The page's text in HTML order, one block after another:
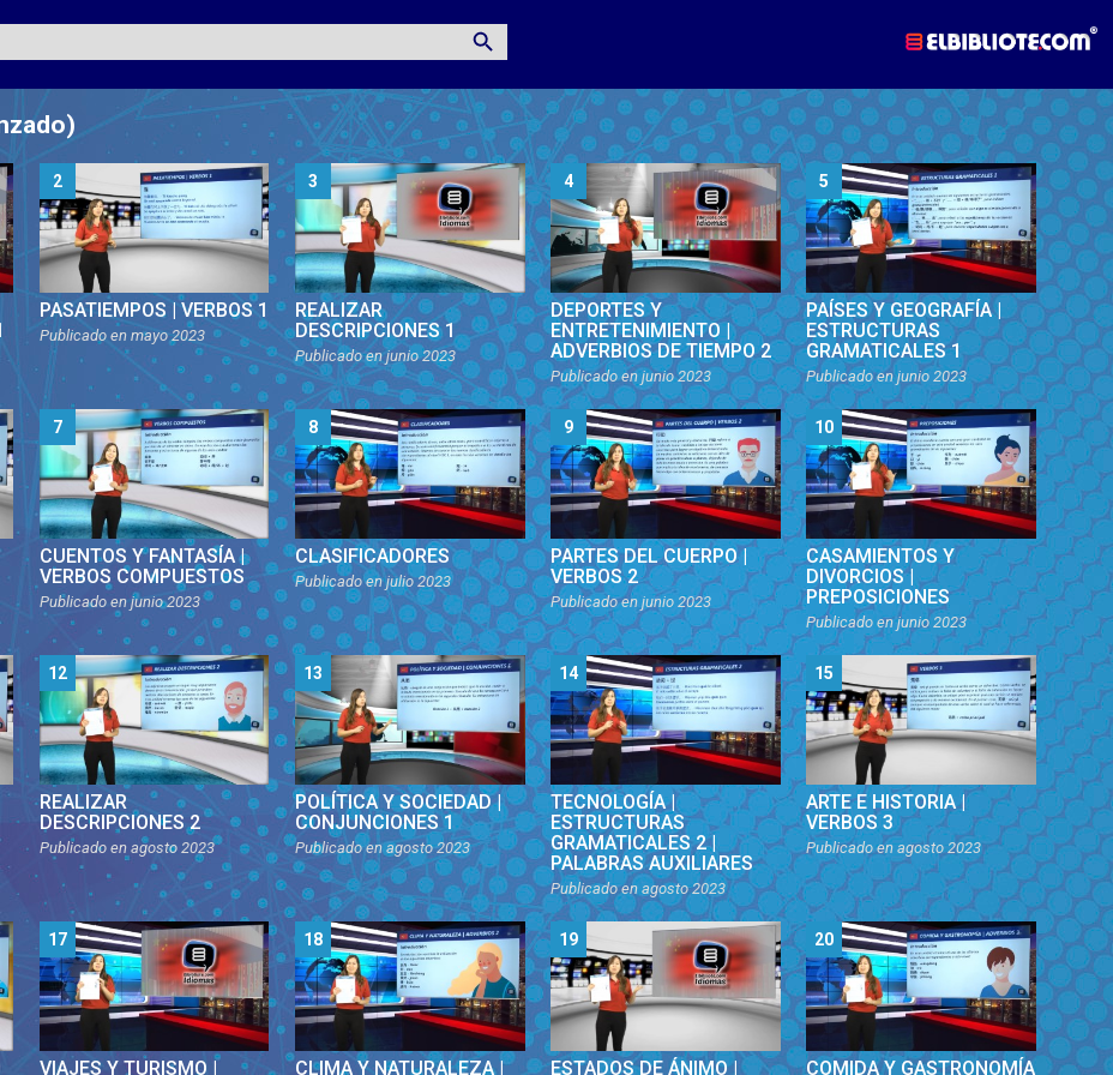
2
PASATIEMPOS | VERBOS 1
Publicado en mayo 2023
3
REALIZAR
DESCRIPCIONES 1
Publicado enjunio 2023
4
DEPORTES Y
ENTRETENIMIENTO |
ADVERBIOS DE TIEMPO 2
Publicado enjunio 2023
5
PAÍSES Y GEOGRAFÍA |
ESTRUCTURAS
GRAMATICALES 1
Publicado enjunio 2023
7
CUENTOS Y FANTASÍA |
VERBOS COMPUESTOS
Publicado en junio 2023
8
CLASIFICADORES
Publicado enjulio 2023
9
PARTES DEL CUERPO |
VERBOS 2
Publicado en junio 2023
10
CASAMIENTOS Y
DIVORCIOS |
PREPOSICIONES
Publicado enjunio 2023
12
REALIZAR
DESCRIPCIONES 2
Publicado en agosto 2023
13
POLÍTICA Y SOCIEDAD |
CONJUNCIONES 1
Publicado enagosto 2023
14
TECNOLOGÍA |
ESTRUCTURAS
GRAMATICALES 2 |
PALABRAS AUXILIARES
Publicado enagosto 2023
15
ARTE E HISTORIA |
VERBOS 3
Publicado enagosto 2023
17
VIAJES Y TURISMO |
18
CLIMA Y NATURALEZA |
19
ESTADOS DE ÁNIMO |
20
COMIDA Y GASTRONOMÍA